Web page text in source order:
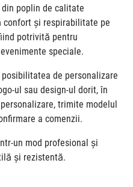
din poplin de calitate
confort și respirabilitate pe
potrivită pentru
speciale.
de personalizare
ul sau design-ul dorit, în
trimite modelul
a comenzii.
un mod profesional și
și rezistentă.